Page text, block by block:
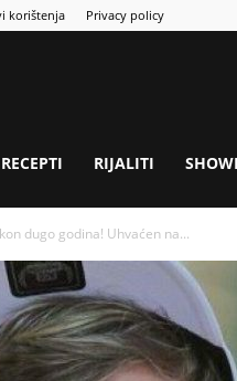
korištenja Privacy policy
RECEPTI RIJALITI
dugo godina! Uhvaćen na...